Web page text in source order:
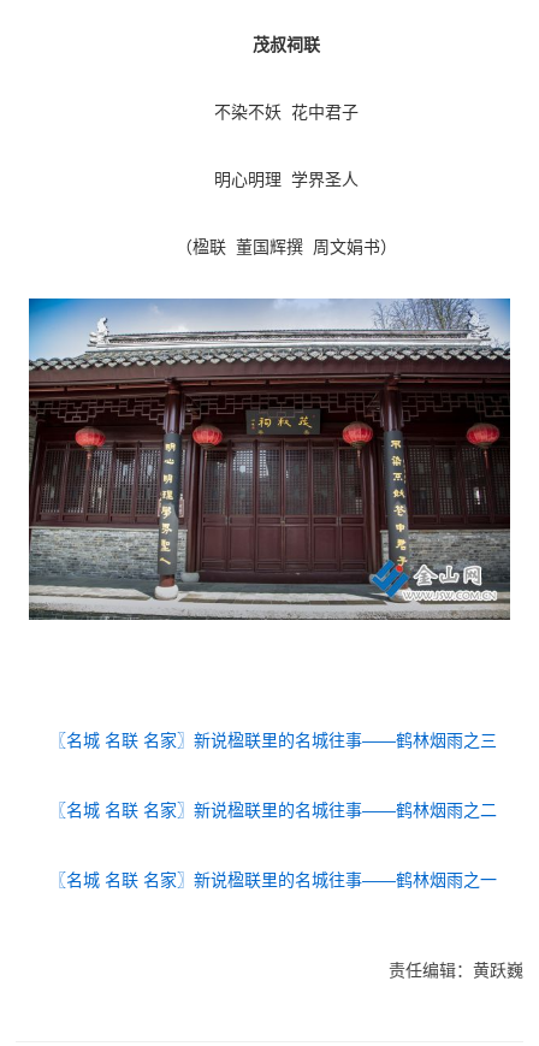
茂叔祠联
不染不妖 花中君子
明心明理 学界圣人
（楹联 董国辉撰 周文娟书）
〖名城 名联 名家〗新说楹联里的名城往事——鹤林烟雨之三
〖名城 名联 名家〗新说楹联里的名城往事——鹤林烟雨之二
〖名城 名联 名家〗新说楹联里的名城往事——鹤林烟雨之一
责任编辑：黄跃巍